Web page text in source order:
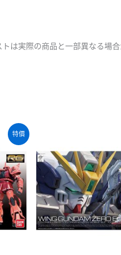
は実際の商品と一部異なる場
特價